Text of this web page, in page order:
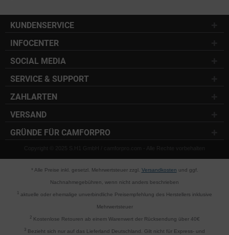
KUNDENSERVICE
INFOCENTER
SOCIAL MEDIA
SERVICE & SUPPORT
ZAHLARTEN
VERSAND
GRÜNDE FÜR CAMFORPRO
Copyright © 2025 S.H1 GmbH / camforpro.com - Alle Rechte vorbehalten
* Alle Preise inkl. gesetzl. Mehrwertsteuer zzgl. Versandkosten und ggf.
Nachnahmegebühren, wenn nicht anders beschrieben
aktuelle oder ehemalige unverbindliche Preisempfehlung des Herstellers inklusive
Mehrwertsteuer
2Kostenlose Retouren ab einem Warenwert der Rücksendung über 40€
3 Bezieht sich nur auf das Lieferland Deutschland. Gilt nicht für Express- und